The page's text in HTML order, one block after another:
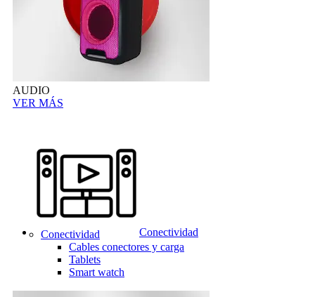
AUDIO
VER MÁS
Conectividad
Conectividad
Cables conectores y carga
Tablets
Smart watch